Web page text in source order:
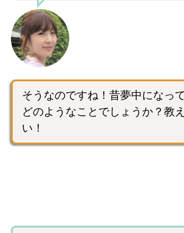
そうなのですね！昔夢中になっ
どのようなことでしょうか？教
い！